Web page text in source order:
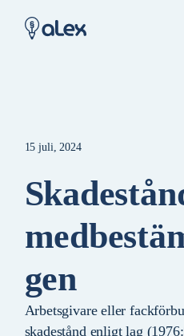
15 juli, 2024
gen
Arbetsgivare eller
skadestånd enligt lag